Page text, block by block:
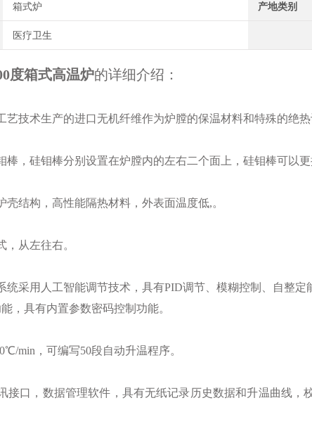
箱式炉 产地类别
医疗卫生
度箱式高温炉的详细介绍：
艺技术生产的进口无机纤维作为炉膛的保温材料和特殊的绝热
棒， 硅钼棒分别设置在炉膛内的左右二个面上，硅钼棒可以
壳结构，高性能隔热材料，外表面温度低,。
，从左往右。
统采用人工智能调节技术，具有PID调节、模糊控制、自整
，具有内置参数密码控制功能。
min，可编写50段自动升温程序。
接口，数据管理软件，具有无纸记录历史数据和升温曲线